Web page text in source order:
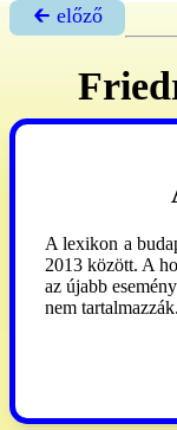
🡰 előző
en
A lexikon a
2013 között. A
az újabb
nem tartalmazzák.